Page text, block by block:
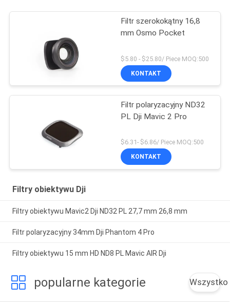
Filtr szerokokątny 16,8
mm Osmo Pocket
$5.80 - $25.80/ Piece MOQ:500
KONTAKT
Filtr polaryzacyjny ND32
PL Dji Mavic 2 Pro
$6.31- $6.86/ Piece MOQ:500
KONTAKT
Filtry obiektywu Dji
Filtry obiektywu Mavic2 Dji ND32 PL 27,7 mm 26,8 mm
Filtr polaryzacyjny 34mm Dji Phantom 4 Pro
Filtry obiektywu 15 mm HD ND8 PL Mavic AIR Dji
popularne kategorie Wszystko